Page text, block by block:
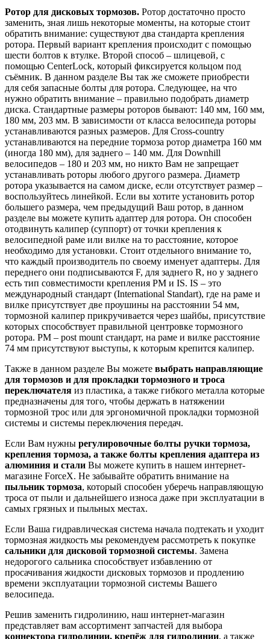
Ротор для дисковых тормозов. Ротор достаточно просто
заменить, зная лишь некоторые моменты, на которые стоит
обратить внимание: существуют два стандарта крепления
ротора. Первый вариант крепления происходит с помощью
шести болтов к втулке. Второй способ – шлицевой, с
помощью CenterLock, который фиксируется кольцом под
съёмник. В данном разделе Вы так же сможете приобрести
для себя запасные болты для ротора. Следующее, на что
нужно обратить внимание – правильно подобрать диаметр
диска. Стандартные размеры роторов бывают: 140 мм, 160 мм,
180 мм, 203 мм. В зависимости от класса велосипеда роторы
устанавливаются разных размеров. Для Cross-country
устанавливаются на передние тормоза ротор диаметра 160 мм
(иногда 180 мм), для заднего – 140 мм. Для Downhill
велосипедов – 180 и 203 мм, но никто Вам не запрещает
устанавливать роторы любого другого размера. Диаметр
ротора указывается на самом диске, если отсутствует размер –
воспользуйтесь линейкой. Если вы хотите установить ротор
большего размера, чем предыдущий Ваш ротор, в данном
разделе вы можете купить адаптер для ротора. Он способен
отодвинуть калипер (суппорт) от точки крепления к
велосипедной раме или вилке на то расстояние, которое
необходимо для установки. Стоит отдельного внимание то,
что каждый производитель по своему именует адаптеры. Для
переднего они подписываются F, для заднего R, но у заднего
есть тип совместимости крепления PM и IS. IS – это
международный стандарт (International Standart), где на раме и
вилке присутствует две проушины на расстоянии 54 мм,
тормозной калипер прикручивается через шайбы, присутствие
которых способствует правильной центровке тормозного
ротора. PM – post mount стандарт, на раме и вилке расстояние
74 мм присутствуют выступы, к которым крепится калипер.
Также в данном разделе Вы можете выбрать направляющие
для тормозов и для прокладки тормозного и троса
переключателя из пластика, а также гибкого металла которые
предназначены для того, чтобы держать в натяжении
тормозной трос или для эргономичной прокладки тормозной
системы и системы переключения передач.
Если Вам нужны регулировочные болты ручки тормоза,
крепления тормоза, а также болты крепления адаптера из
алюминия и стали Вы можете купить в нашем интернет-
магазине ForceX. Не забывайте обратить внимание на
пыльник тормоза, который способен уберечь направляющую
троса от пыли и дальнейшего износа даже при эксплуатации в
самых грязных и пыльных местах.
Если Ваша гидравлическая система начала подтекать и уходит
тормозная жидкость мы рекомендуем рассмотреть к покупке
сальники для дисковой тормозной системы. Замена
недорогого сальника способствует избавлению от
просачивания жидкости дисковых тормозов и продлению
времени эксплуатации тормозной системы Вашего
велосипеда.
Решив заменить гидролинию, наш интернет-магазин
представляет вам ассортимент запчастей для выбора
коннектора гидролинии, крепёж для гидролинии, а также